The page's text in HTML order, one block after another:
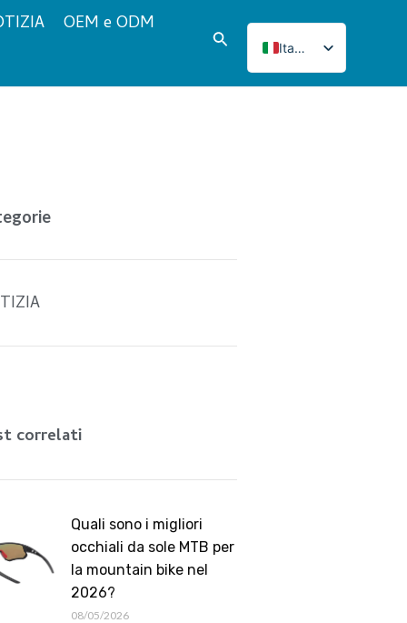
OEM e ODM
Cerca
Italian
English
correlati
Quali sono i migliori
occhiali da sole MTB per
la mountain bike nel
2026?
08/05/2026